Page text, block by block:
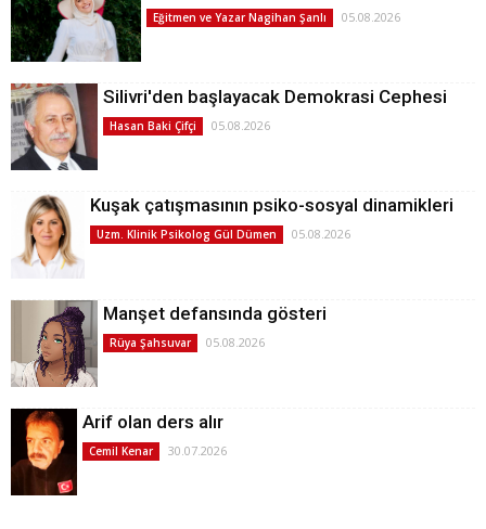
Eğitmen ve Yazar Nagihan Şanlı 05.08.2026
Silivri'den başlayacak Demokrasi Cephesi
Hasan Baki Çifçi 05.08.2026
Kuşak çatışmasının psiko-sosyal dinamikleri
Uzm. Klinik Psikolog Gül Dümen 05.08.2026
Manşet defansında gösteri
Rüya Şahsuvar 05.08.2026
Arif olan ders alır
Cemil Kenar 30.07.2026